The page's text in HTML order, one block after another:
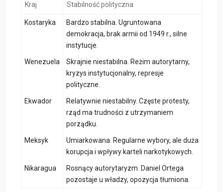
Kraj Stabilność polityczna
Kostaryka
Bardzo stabilna. Ugruntowana
demokracja, brak armii od 1949 r., silne
instytucje.
Wenezuela
Skrajnie niestabilna. Reżim autorytarny,
kryzys instytucjonalny, represje
polityczne.
Ekwador
Relatywnie niestabilny. Częste protesty,
rząd ma trudności z utrzymaniem
porządku.
Meksyk
Umiarkowana. Regularne wybory, ale duża
korupcja i wpływy karteli narkotykowych.
Nikaragua
Rosnący autorytaryzm. Daniel Ortega
pozostaje u władzy, opozycja tłumiona.